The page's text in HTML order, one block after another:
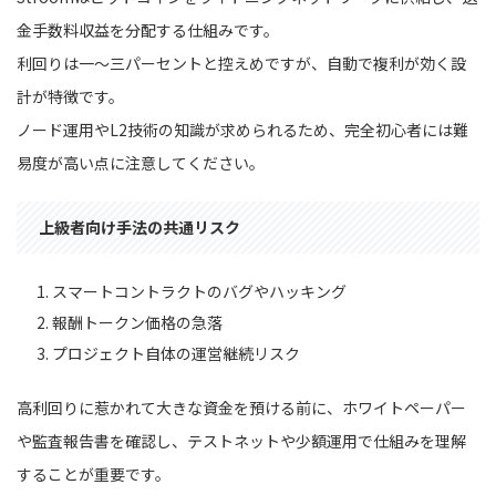
金手数料収益を分配する仕組みです。
利回りは一～三パーセントと控えめですが、自動で複利が効く設
計が特徴です。
ノード運用やL2技術の知識が求められるため、完全初心者には難
易度が高い点に注意してください。
上級者向け手法の共通リスク
スマートコントラクトのバグやハッキング
報酬トークン価格の急落
プロジェクト自体の運営継続リスク
高利回りに惹かれて大きな資金を預ける前に、ホワイトペーパー
や監査報告書を確認し、テストネットや少額運用で仕組みを理解
することが重要です。